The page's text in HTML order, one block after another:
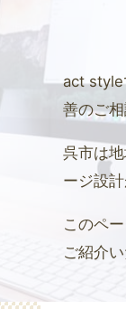
act style
善のご相
呉市は
ージ設
このペ
ご紹介い